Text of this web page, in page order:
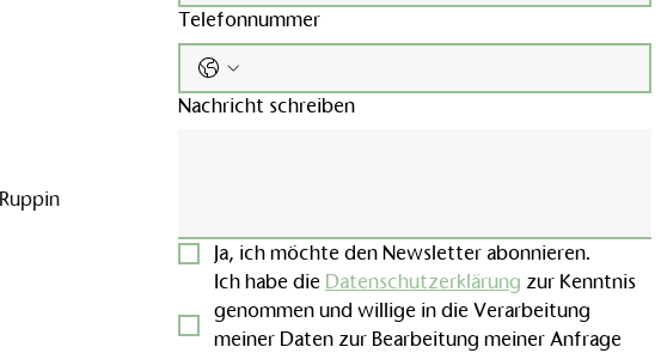
einer GDS-Buchung
Sofortige Bestätigung aller Buchungen.
Zugriff auf konsistente Tarife und Firmenraten.
Schnelle und zuverlässige Auszahlung Ihrer Provisionen.
zu Raten-Ladungen oder Gruppenvereinbarungen? Unser Sales-Team
Telefonnummer
Nachricht schreiben
Ja, ich möchte den Newsletter abonnieren.
Ich habe die Datenschutzerklärung zur Kenntnis
genommen und willige in die Verarbeitung
meiner Daten zur Bearbeitung meiner Anfrage